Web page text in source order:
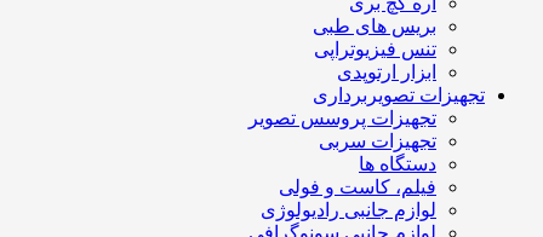
بریس های طبی
تنس فیزیوتراپی
ابزار ارتوپدی
تجهیزات تصویربرداری
تجهیزات پروسس تصویر
تجهیزات سربی
دستگاه ها
فیلم، کاست و فولی
لوازم جانبی رادیولوژی
لوازم جانبی سونوگرافی